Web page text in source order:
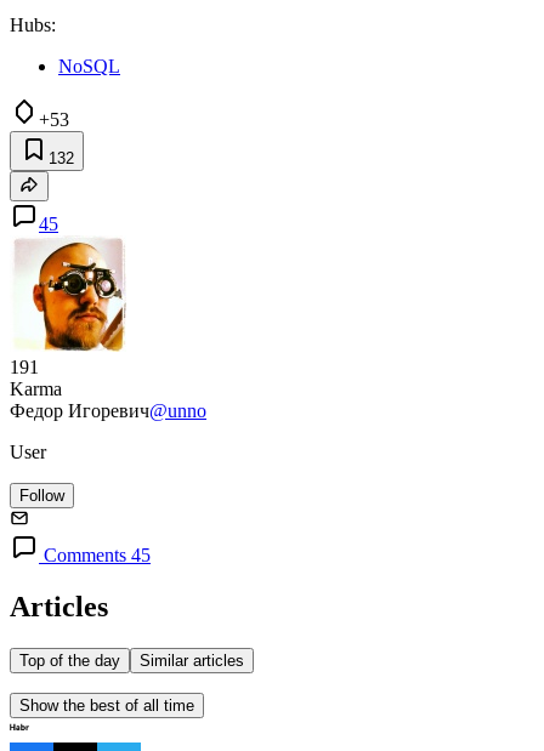
Hubs:
NoSQL
+53
132
45
191
Karma
Федор Игоревич@unno
User
Follow
Comments 45
Articles
Top of the day Similar articles
Show the best of all time